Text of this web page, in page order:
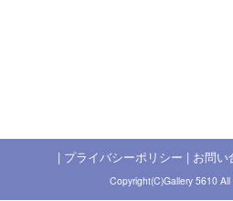
| プライバシーポリシー | お問い
Copyright(C)Gallery 5610